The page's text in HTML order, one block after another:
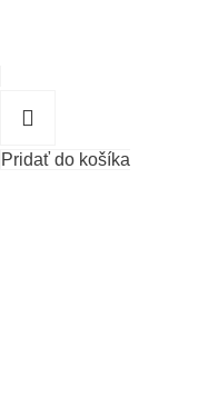
Pridať do košíka